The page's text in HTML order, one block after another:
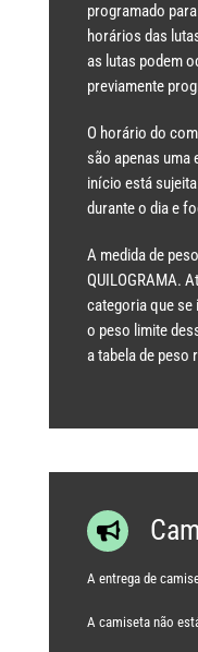
programado
horários das
as lutas podem
previamente
O horário do
são apenas uma
início está
durante o dia e
A medida de
QUILOGRAMA.
categoria que se
o peso limite
a tabela de peso
A entrega de
A camiseta não